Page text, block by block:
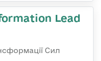
Lead
Сил